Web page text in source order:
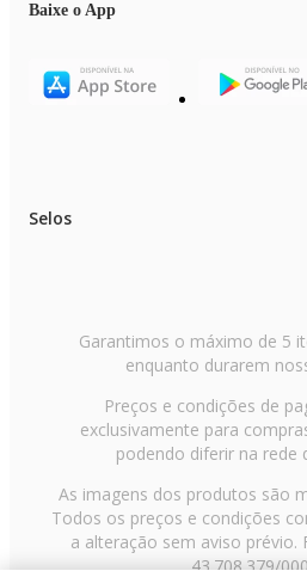
Baixe o App
Selos
Garantimos o máximo de 5
enquanto durarem
Preços e condições de
exclusivamente para
podendo diferir na rede
As imagens dos produtos são
Todos os preços e condições
a alteração sem aviso prévio.
43.708.379/